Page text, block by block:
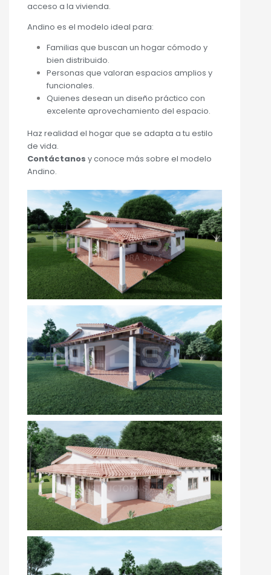
acceso a la vivienda.
Andino es el modelo ideal para:
Familias que buscan un hogar cómodo y
bien distribuido.
Personas que valoran espacios amplios y
funcionales.
Quienes desean un diseño práctico con
excelente aprovechamiento del espacio.
Haz realidad el hogar que se adapta a tu estilo
de vida.
Contáctanos y conoce más sobre el modelo
Andino.